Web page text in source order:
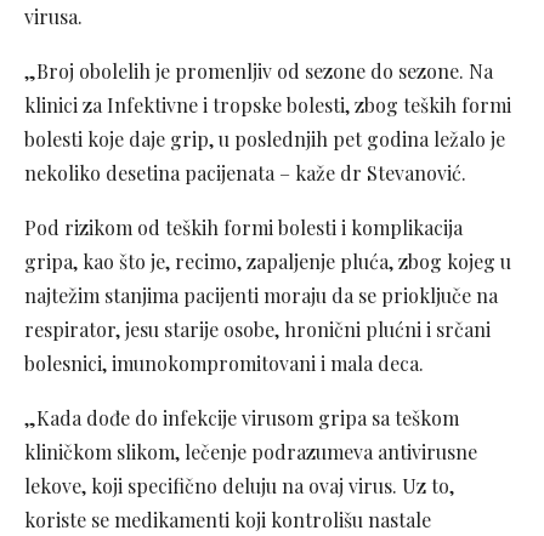
virusa.
„Broj obolelih je promenljiv od sezone do sezone. Na
klinici za Infektivne i tropske bolesti, zbog teških formi
bolesti koje daje grip, u poslednjih pet godina ležalo je
nekoliko desetina pacijenata – kaže dr Stevanović.
Pod rizikom od teških formi bolesti i komplikacija
gripa, kao što je, recimo, zapaljenje pluća, zbog kojeg u
najtežim stanjima pacijenti moraju da se prioključe na
respirator, jesu starije osobe, hronični plućni i srčani
bolesnici, imunokompromitovani i mala deca.
„Kada dođe do infekcije virusom gripa sa teškom
kliničkom slikom, lečenje podrazumeva antivirusne
lekove, koji specifično deluju na ovaj virus. Uz to,
koriste se medikamenti koji kontrolišu nastale